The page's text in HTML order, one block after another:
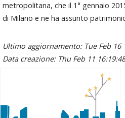
metropolitana, che il 1° gennaio
di Milano e ne ha assunto
Ultimo aggiornamento: Tue Feb 16
Data creazione: Thu Feb 11